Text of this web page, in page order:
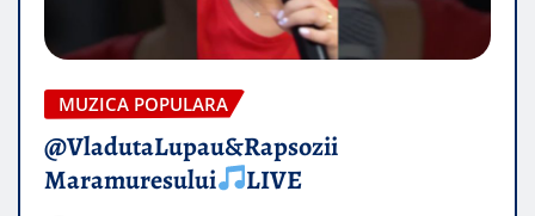
MUZICA POPULARA
@VladutaLupau&Rapsozii
Maramuresului
LIVE